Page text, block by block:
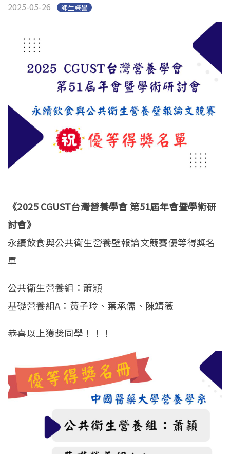
相關連結
English
2025-05-26 師生榮譽
《2025 CGUST台灣營養學會 第51屆年會暨學術研
討會》
永續飲食與公共衛生營養壁報論文競賽優等得獎名
單
公共衛生營養組：蕭穎
基礎營養組A：黃子玲、葉承儒、陳靖薇
恭喜以上獲獎同學！！！